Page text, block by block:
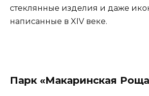
стеклянные изделия и даже
написанные в XIV веке.
Парк «Макаринская